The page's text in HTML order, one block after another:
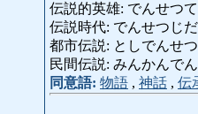
伝説的英雄: でんせつて
伝説時代: でんせつじだ
都市伝説: としでんせつ
民間伝説: みんかんで
同意語: 物語 , 神話 , 伝